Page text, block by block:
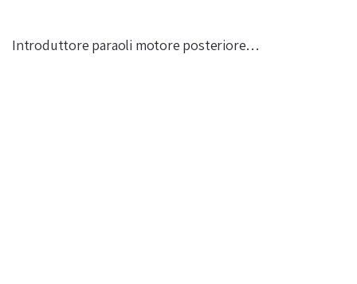
Introduttore paraoli motore posteriore…